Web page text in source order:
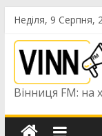
Skip
content
Неділя, 9 Серпня,
Вінниця FM: на